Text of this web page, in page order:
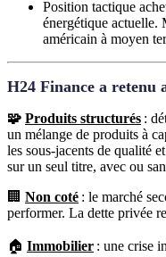
Position tactique
énergétique actuelle.
américain à moyen
H24 Finance a retenu
🧩 Produits structurés :
un mélange de produits à
les sous-jacents de qualité
sur un seul titre, avec ou
🏢 Non coté : le marché
performer. La dette privée
🏠 Immobilier : une crise